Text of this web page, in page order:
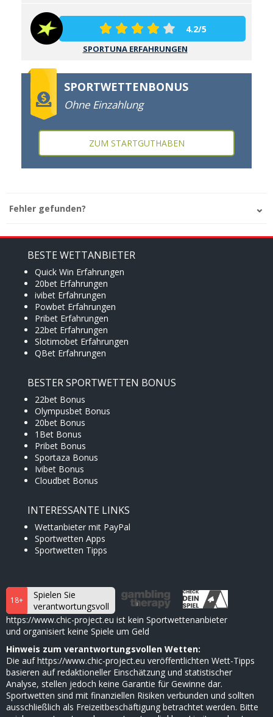
4.2/5
SPORTUNA ERFAHRUNGEN
SPORTWETTENBONUS
Ohne Einzahlung
ZUM STARTGUTHABEN
Fehler gefunden?
BESTE WETTANBIETER
Quick Win Erfahrungen
20bet Erfahrungen
ivibet Erfahrungen
Powbet Erfahrungen
Pribet Erfahrungen
22bet Erfahrungen
Slotimobet Erfahrungen
QBet Erfahrungen
BESTER SPORTWETTEN BONUS
22bet Bonus
Olympusbet Bonus
20bet Bonus
1Bet Bonus
Pribet Bonus
Sportaza Bonus
Ivibet Bonus
Cloudbet Bonus
INTERESSANTE LINKS
Wettanbieter mit PayPal
Sportwetten Apps
Sportwetten Tipps
18+
Spielen Sie
verantwortungsvoll
https://www.chic-project.eu ist kein Sportwettenanbieter
und organisiert keine Spiele um Geld
Hinweis zum verantwortungsvollen Wetten:
Die auf https://www.chic-project.eu veröffentlichten Wett-Tipps
basieren auf redaktioneller Einschätzung und statistischer
Analyse, stellen jedoch keine Garantie für Gewinne dar.
Sportwetten sind mit finanziellen Risiken verbunden und sollten
ausschließlich als Freizeitbeschäftigung betrachtet werden. Bitte